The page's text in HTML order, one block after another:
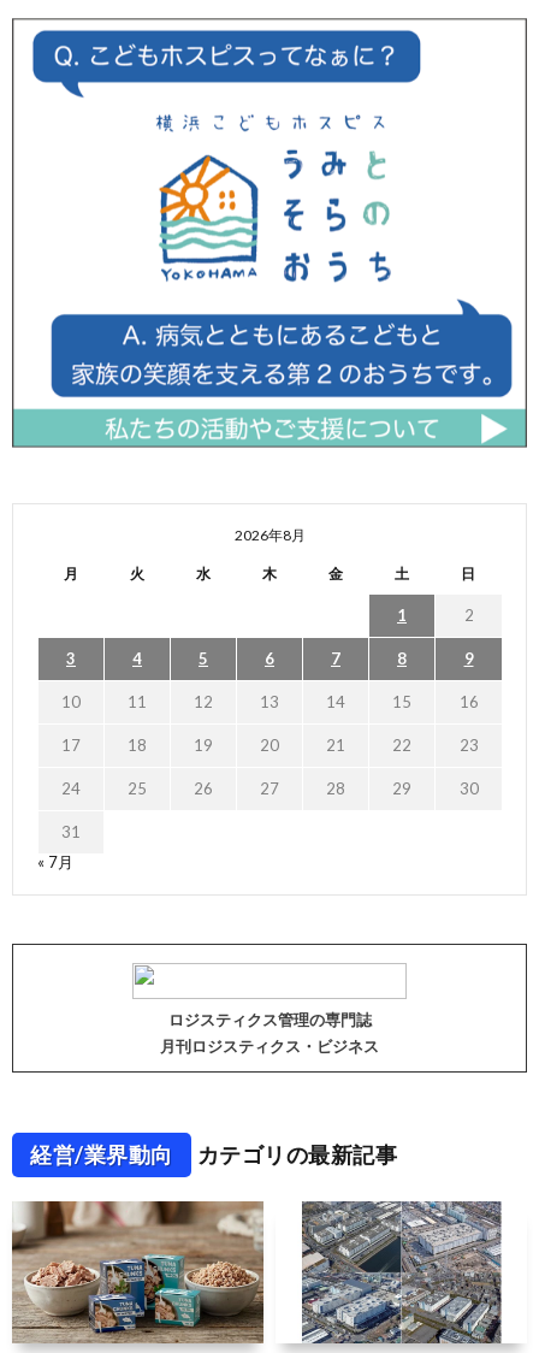
2026年8月
月 火 水 木 金 土 日
1 2
3 4 5 6 7 8 9
10 11 12 13 14 15 16
17 18 19 20 21 22 23
24 25 26 27 28 29 30
31
« 7月
ロジスティクス管理の専門誌
月刊ロジスティクス・ビジネス
経営/業界動向 カテゴリの最新記事